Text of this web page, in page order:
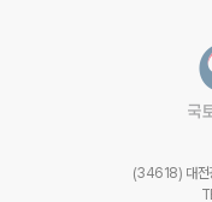
(34618) 대전